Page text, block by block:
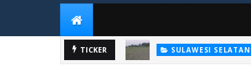
TICKER
SULAWESI SELATAN